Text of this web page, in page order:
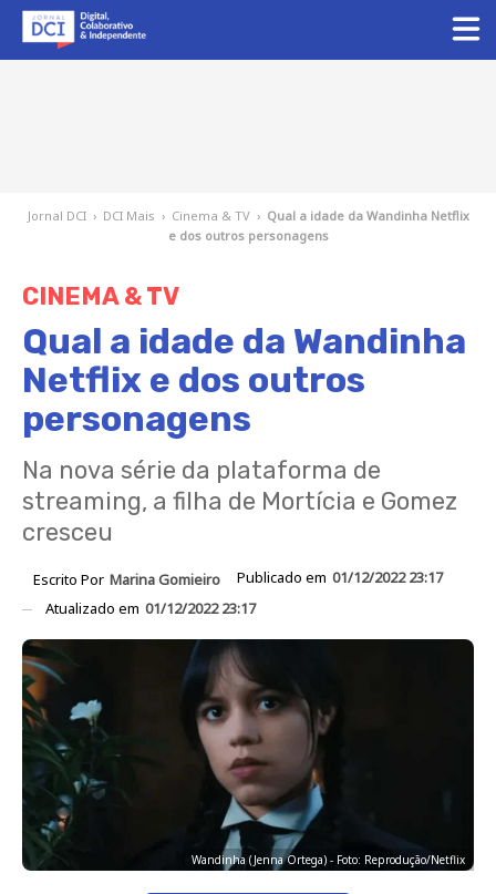
Jornal DCI › DCI Mais › Cinema & TV › Qual a idade da Wandinha Netflix
e dos outros personagens
CINEMA & TV
Qual a idade da Wandinha
Netflix e dos outros
personagens
Na nova série da plataforma de
streaming, a filha de Mortícia e Gomez
cresceu
Escrito Por Marina Gomieiro Publicado em 01/12/2022 23:17
Atualizado em 01/12/2022 23:17
Wandinha (Jenna Ortega) - Foto: Reprodução/Netflix